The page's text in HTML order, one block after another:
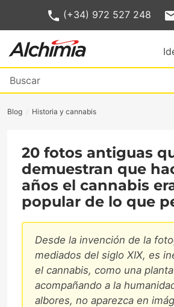
(+34) 972 527 248
Blog Historia y cannabis
20 fotos antiguas
demuestran que
años el cannabis
popular de lo que
Desde la invención de la
mediados del siglo XIX, es
el cannabis, como una
acompañando a la
albores, no aparezca en